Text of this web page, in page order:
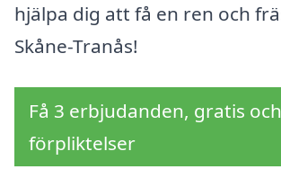
hjälpa dig att få en ren och
Skåne-Tranås!
Få 3 erbjudanden, gratis
förpliktelser